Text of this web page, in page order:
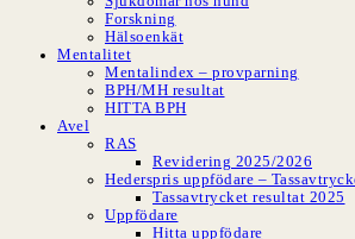
Forskning
Hälsoenkät
Mentalitet
Mentalindex – provparning
BPH/MH resultat
HITTA BPH
Avel
RAS
Revidering 2025/2026
Hederspris uppfödare –
Tassavtrycket resultat 2025
Uppfödare
Hitta uppfödare